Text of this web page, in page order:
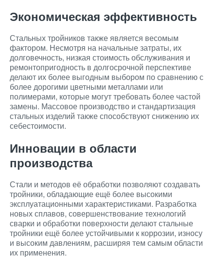
Экономическая эффективность
Стальных тройников также является весомым
фактором. Несмотря на начальные затраты, их
долговечность, низкая стоимость обслуживания и
ремонтопригодность в долгосрочной перспективе
делают их более выгодным выбором по сравнению с
более дорогими цветными металлами или
полимерами, которые могут требовать более частой
замены. Массовое производство и стандартизация
стальных изделий также способствуют снижению их
себестоимости.
Инновации в области
производства
Стали и методов её обработки позволяют создавать
тройники, обладающие ещё более высокими
эксплуатационными характеристиками. Разработка
новых сплавов, совершенствование технологий
сварки и обработки поверхности делают стальные
тройники ещё более устойчивыми к коррозии, износу
и высоким давлениям, расширяя тем самым области
их применения.